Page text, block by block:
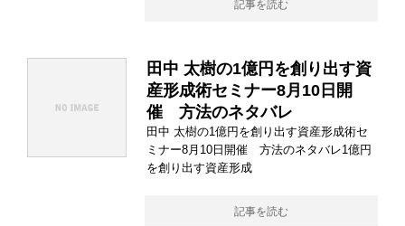
記事を読む
田中 太樹の1億円を創り出す資
産形成術セミナー8月10日開
催 方法のネタバレ
田中 太樹の1億円を創り出す資産形成術セ
ミナー8月10日開催 方法のネタバレ1億円
を創り出す資産形成
記事を読む